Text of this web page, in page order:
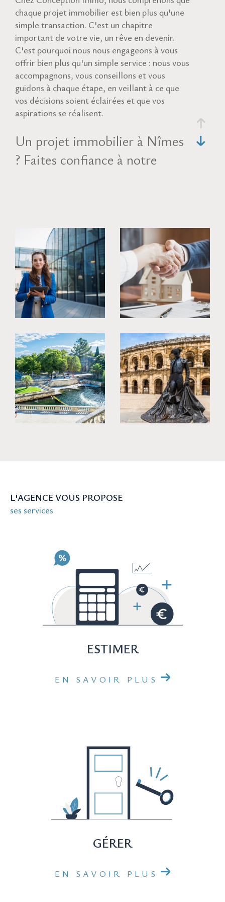
chaque projet immobilier est bien plus qu'une
simple transaction. C'est un chapitre
important de votre vie, un rêve en devenir.
C'est pourquoi nous nous engageons à vous
offrir bien plus qu'un simple service : nous vous
accompagnons, vous conseillons et vous
guidons à chaque étape, en veillant à ce que
vos décisions soient éclairées et que vos
aspirations se réalisent.
Un projet immobilier à Nîmes
? Faites confiance à notre
Nîmes ou aux alentours ? Plongez dans notre
sélection d'annonces immobilières,
soigneusement triées pour vous proposer des
maisons, appartements et propriétés de
caractère qui résonnent avec vos envies.
Chaque bien a une histoire, et nous sommes là
pour vous aider à écrire la vôtre.
Services de gestion immobilière
Déléguez en toute confiance lagestion immob
ilière à Nîmesde vos biens à notre équipe
experte. De la recherche de locataires sérieux
à la gestion quotidienne des loyers, nous
prenons soin de votre investissement comme
s'il s'agissait du nôtre. Laissez-nous la
responsabilité de votre patrimoine immobilier
Connaître la valeur de votre bien est essentiel,
que ce soit pour une vente ou pour évaluer
valeur marchande de votre propriété à Nîmes.
Avec Conception Immo, vous avez l'assurance
d'obtenir une estimation réaliste, basée sur
une connaissance approfondie du marché
concrétiser vos projets
Vous avez des questions ou souhaitez discuter
parce que votre projet mérite toute notre
L'AGENCE VOUS PROPOSE
ses services
ESTIMER
EN SAVOIR PLUS
GÉRER
EN SAVOIR PLUS